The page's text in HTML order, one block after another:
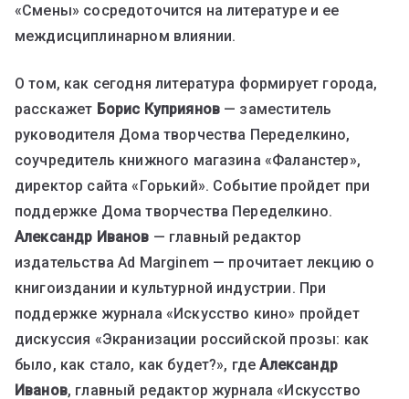
«Смены» сосредоточится на литературе и ее
междисциплинарном влиянии.
О том, как сегодня литература формирует города,
расскажет Борис Куприянов — заместитель
руководителя Дома творчества Переделкино,
соучредитель книжного магазина «Фаланстер»,
директор сайта «Горький». Событие пройдет при
поддержке Дома творчества Переделкино.
Александр Иванов — главный редактор
издательства Ad Marginem — прочитает лекцию о
книгоиздании и культурной индустрии. При
поддержке журнала «Искусство кино» пройдет
дискуссия «Экранизации российской прозы: как
было, как стало, как будет?», гдеАлександр
Иванов, главный редактор журнала «Искусство